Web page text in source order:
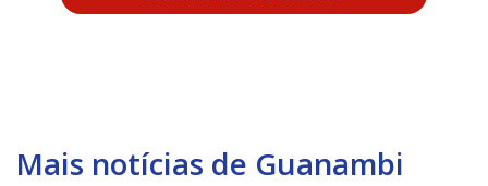
Mais notícias de Guanambi